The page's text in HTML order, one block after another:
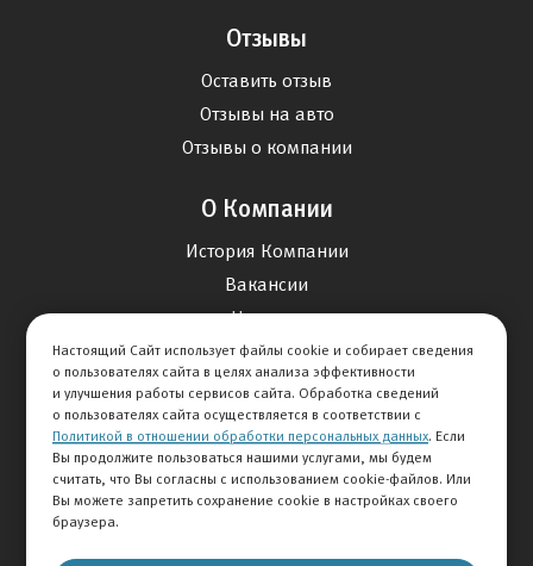
Отзывы
Оставить отзыв
Отзывы на авто
Отзывы о компании
О Компании
История Компании
Вакансии
Новости
Карта сайта
Контакты
+7 495 292-60-60
Настоящий Сайт использует файлы cookie и собирает сведения
о пользователях сайта в целях анализа эффективности
и улучшения работы сервисов сайта. Обработка сведений
о пользователях сайта осуществляется в соответствии с
Политикой в отношении обработки персональных данных. Если
Вы продолжите пользоваться нашими услугами, мы будем
считать, что Вы согласны с использованием cookie-файлов. Или
Вы можете запретить сохранение cookie в настройках своего
браузера.